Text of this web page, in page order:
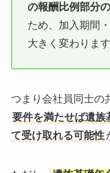
の報酬比例部分
ため、加入期間
大きく変わります
つまり会社員同士の
要件を満たせば遺族
て受け取れる可能性